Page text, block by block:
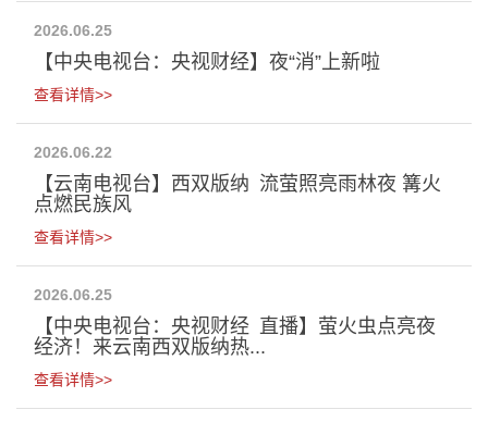
2026.06.25
【中央电视台：央视财经】夜“消”上新啦
查看详情>>
2026.06.22
【云南电视台】西双版纳 流萤照亮雨林夜 篝火
点燃民族风
查看详情>>
2026.06.25
【中央电视台：央视财经 直播】萤火虫点亮夜
经济！来云南西双版纳热...
查看详情>>